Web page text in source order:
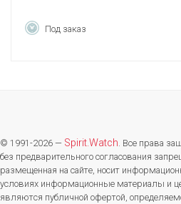
Под заказ
© 1991-2026 — Spirit.Watch . Все права
без предварительного согласования
размещенная на сайте, носит
условиях информационные материалы и
являются публичной офертой,